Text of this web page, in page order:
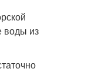
воды из